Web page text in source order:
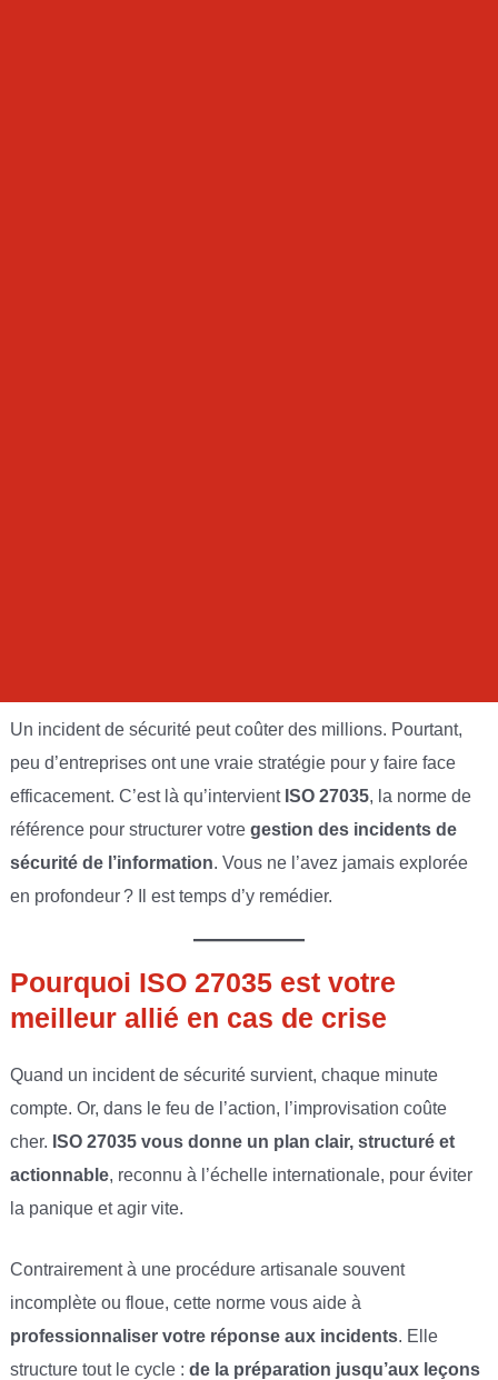
Un incident de sécurité peut coûter des millions. Pourtant,
peu d’entreprises ont une vraie stratégie pour y faire face
efficacement. C’est là qu’intervient ISO 27035, la norme de
référence pour structurer votre gestion des incidents de
sécurité de l’information . Vous ne l’avez jamais explorée
en profondeur ? Il est temps d’y remédier.
Pourquoi ISO 27035 est votre
meilleur allié en cas de crise
Quand un incident de sécurité survient, chaque minute
compte. Or, dans le feu de l’action, l’improvisation coûte
cher. ISO 27035 vous donne un plan clair, structuré et
actionnable, reconnu à l’échelle internationale, pour éviter
la panique et agir vite.
Contrairement à une procédure artisanale souvent
incomplète ou floue, cette norme vous aide à
professionnaliser votre réponse aux incidents. Elle
structure tout le cycle : de la préparation jusqu’aux leçons